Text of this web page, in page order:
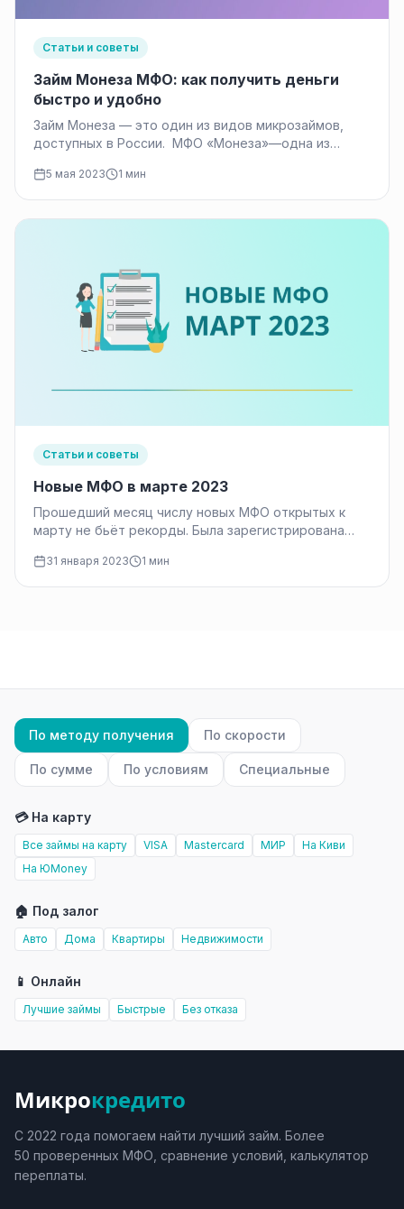
Статьи и советы
Займ Монеза МФО: как получить деньги
быстро и удобно
Займ Монеза — это один из видов микрозаймов,
доступных в России. МФО «Монеза»—одна из
5 мая 2023 1 мин
Статьи и советы
Новые МФО в марте 2023
Прошедший месяц числу новых МФО открытых к
марту не бьёт рекорды. Была зарегистрирована
31 января 2023 1 мин
По методу получения По скорости
По сумме По условиям Специальные
💳 На карту
Все займы на карту VISA Mastercard МИР
На Киви
На ЮMoney
🏠 Под залог
Авто Дома Квартиры Недвижимости
📱 Онлайн
Лучшие займы Быстрые Без отказа
Микрокредито
С 2022 года помогаем найти лучший займ. Более
50 проверенных МФО, сравнение условий, калькулятор
переплаты.